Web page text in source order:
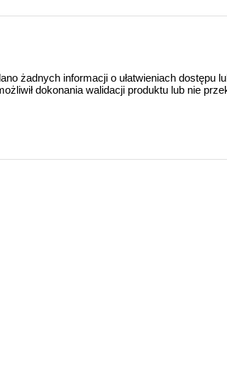
żadnych informacji o ułatwieniach dostępu
dokonania walidacji produktu lub nie